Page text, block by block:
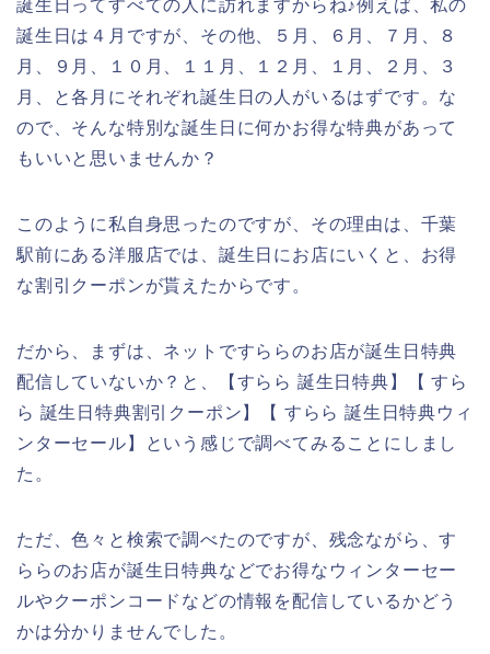
誕生日ってすべての人に訪れますからね♪例えば、私の
誕生日は４月ですが、その他、５月、６月、７月、８
月、９月、１０月、１１月、１２月、１月、２月、３
月、と各月にそれぞれ誕生日の人がいるはずです。な
ので、そんな特別な誕生日に何かお得な特典があって
もいいと思いませんか？
このように私自身思ったのですが、その理由は、千葉
駅前にある洋服店では、誕生日にお店にいくと、お得
な割引クーポンが貰えたからです。
だから、まずは、ネットですららのお店が誕生日特典
配信していないか？と、【すらら 誕生日特典】【 すら
ら 誕生日特典割引クーポン】【 すらら 誕生日特典ウィ
ンターセール】という感じで調べてみることにしまし
た。
ただ、色々と検索で調べたのですが、残念ながら、す
ららのお店が誕生日特典などでお得なウィンターセー
ルやクーポンコードなどの情報を配信しているかどう
かは分かりませんでした。